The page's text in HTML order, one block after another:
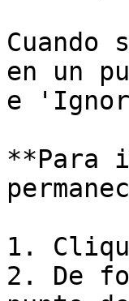
en un
e
**Para
1.
2. De